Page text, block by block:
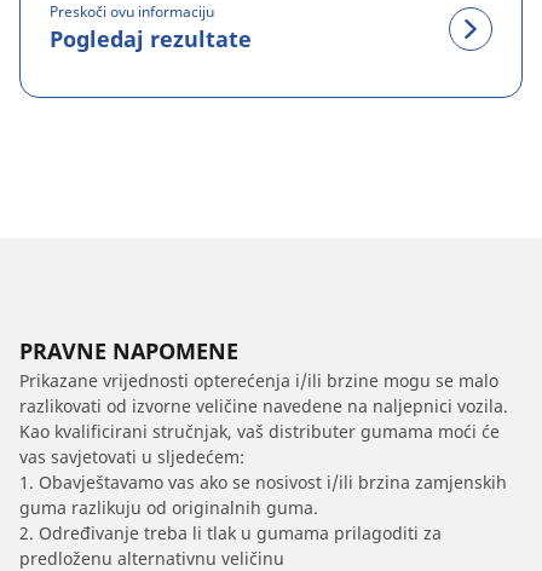
Preskoči ovu informaciju
Pogledaj rezultate
PRAVNE NAPOMENE
Prikazane vrijednosti opterećenja i/ili brzine mogu se malo
razlikovati od izvorne veličine navedene na naljepnici vozila.
Kao kvalificirani stručnjak, vaš distributer gumama moći će
vas savjetovati u sljedećem:
1. Obavještavamo vas ako se nosivost i/ili brzina zamjenskih
guma razlikuju od originalnih guma.
2. Određivanje treba li tlak u gumama prilagoditi za
predloženu alternativnu veličinu